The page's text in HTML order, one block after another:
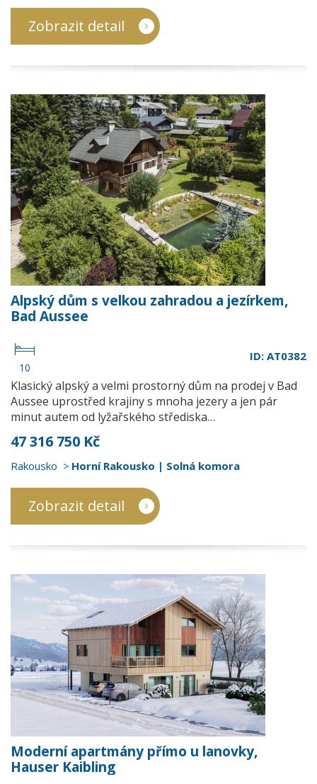
Zobrazit detail
Alpský dům s velkou zahradou a jezírkem,
Bad Aussee
10
ID: AT0382
Klasický alpský a velmi prostorný dům na prodej v Bad
Aussee uprostřed krajiny s mnoha jezery a jen pár
minut autem od lyžařského střediska…
47 316 750 Kč
Rakousko Horní Rakousko | Solná komora
Zobrazit detail
Moderní apartmány přímo u lanovky,
Hauser Kaibling